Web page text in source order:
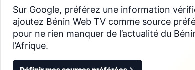
Sur Google, préférez une information
ajoutez Bénin Web TV comme source
pour ne rien manquer de l’actualité du
l’Afrique.